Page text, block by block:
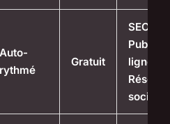
Auto-
rythmé
Gratuit
SEO,
ligne,
sociaux